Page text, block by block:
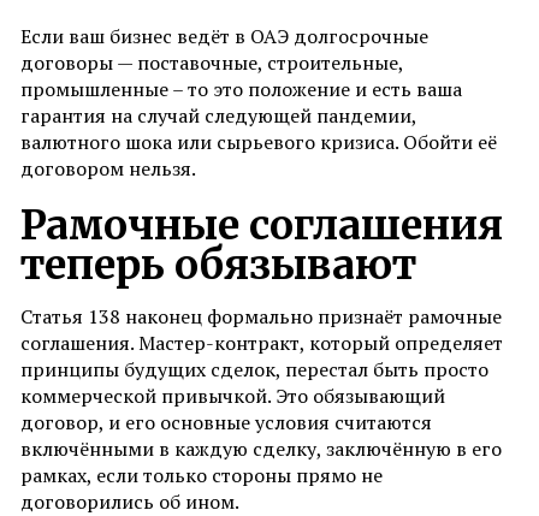
Если ваш бизнес ведёт в ОАЭ долгосрочные
договоры — поставочные, строительные,
промышленные – то это положение и есть ваша
гарантия на случай следующей пандемии,
валютного шока или сырьевого кризиса. Обойти её
договором нельзя.
Рамочные соглашения
теперь обязывают
Статья 138 наконец формально признаёт рамочные
соглашения. Мастер-контракт, который определяет
принципы будущих сделок, перестал быть просто
коммерческой привычкой. Это обязывающий
договор, и его основные условия считаются
включёнными в каждую сделку, заключённую в его
рамках, если только стороны прямо не
договорились об ином.